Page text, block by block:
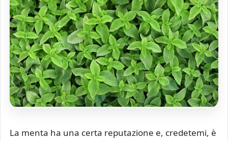
La menta ha una certa reputazione e, credetemi, è